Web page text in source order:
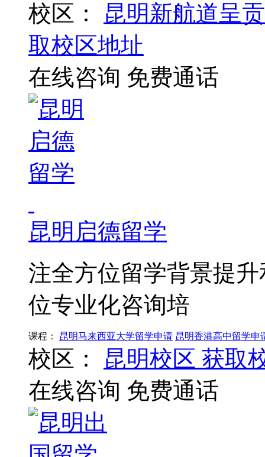
校区：
昆明新航道呈
取校区地址
在线咨询 免费通话
昆明启德留学
注全方位留学背景提
位专业化咨询培
课程： 昆明马来西亚大学留学申请 昆明香港高中留学申
校区： 昆明校区 获取
在线咨询 免费通话